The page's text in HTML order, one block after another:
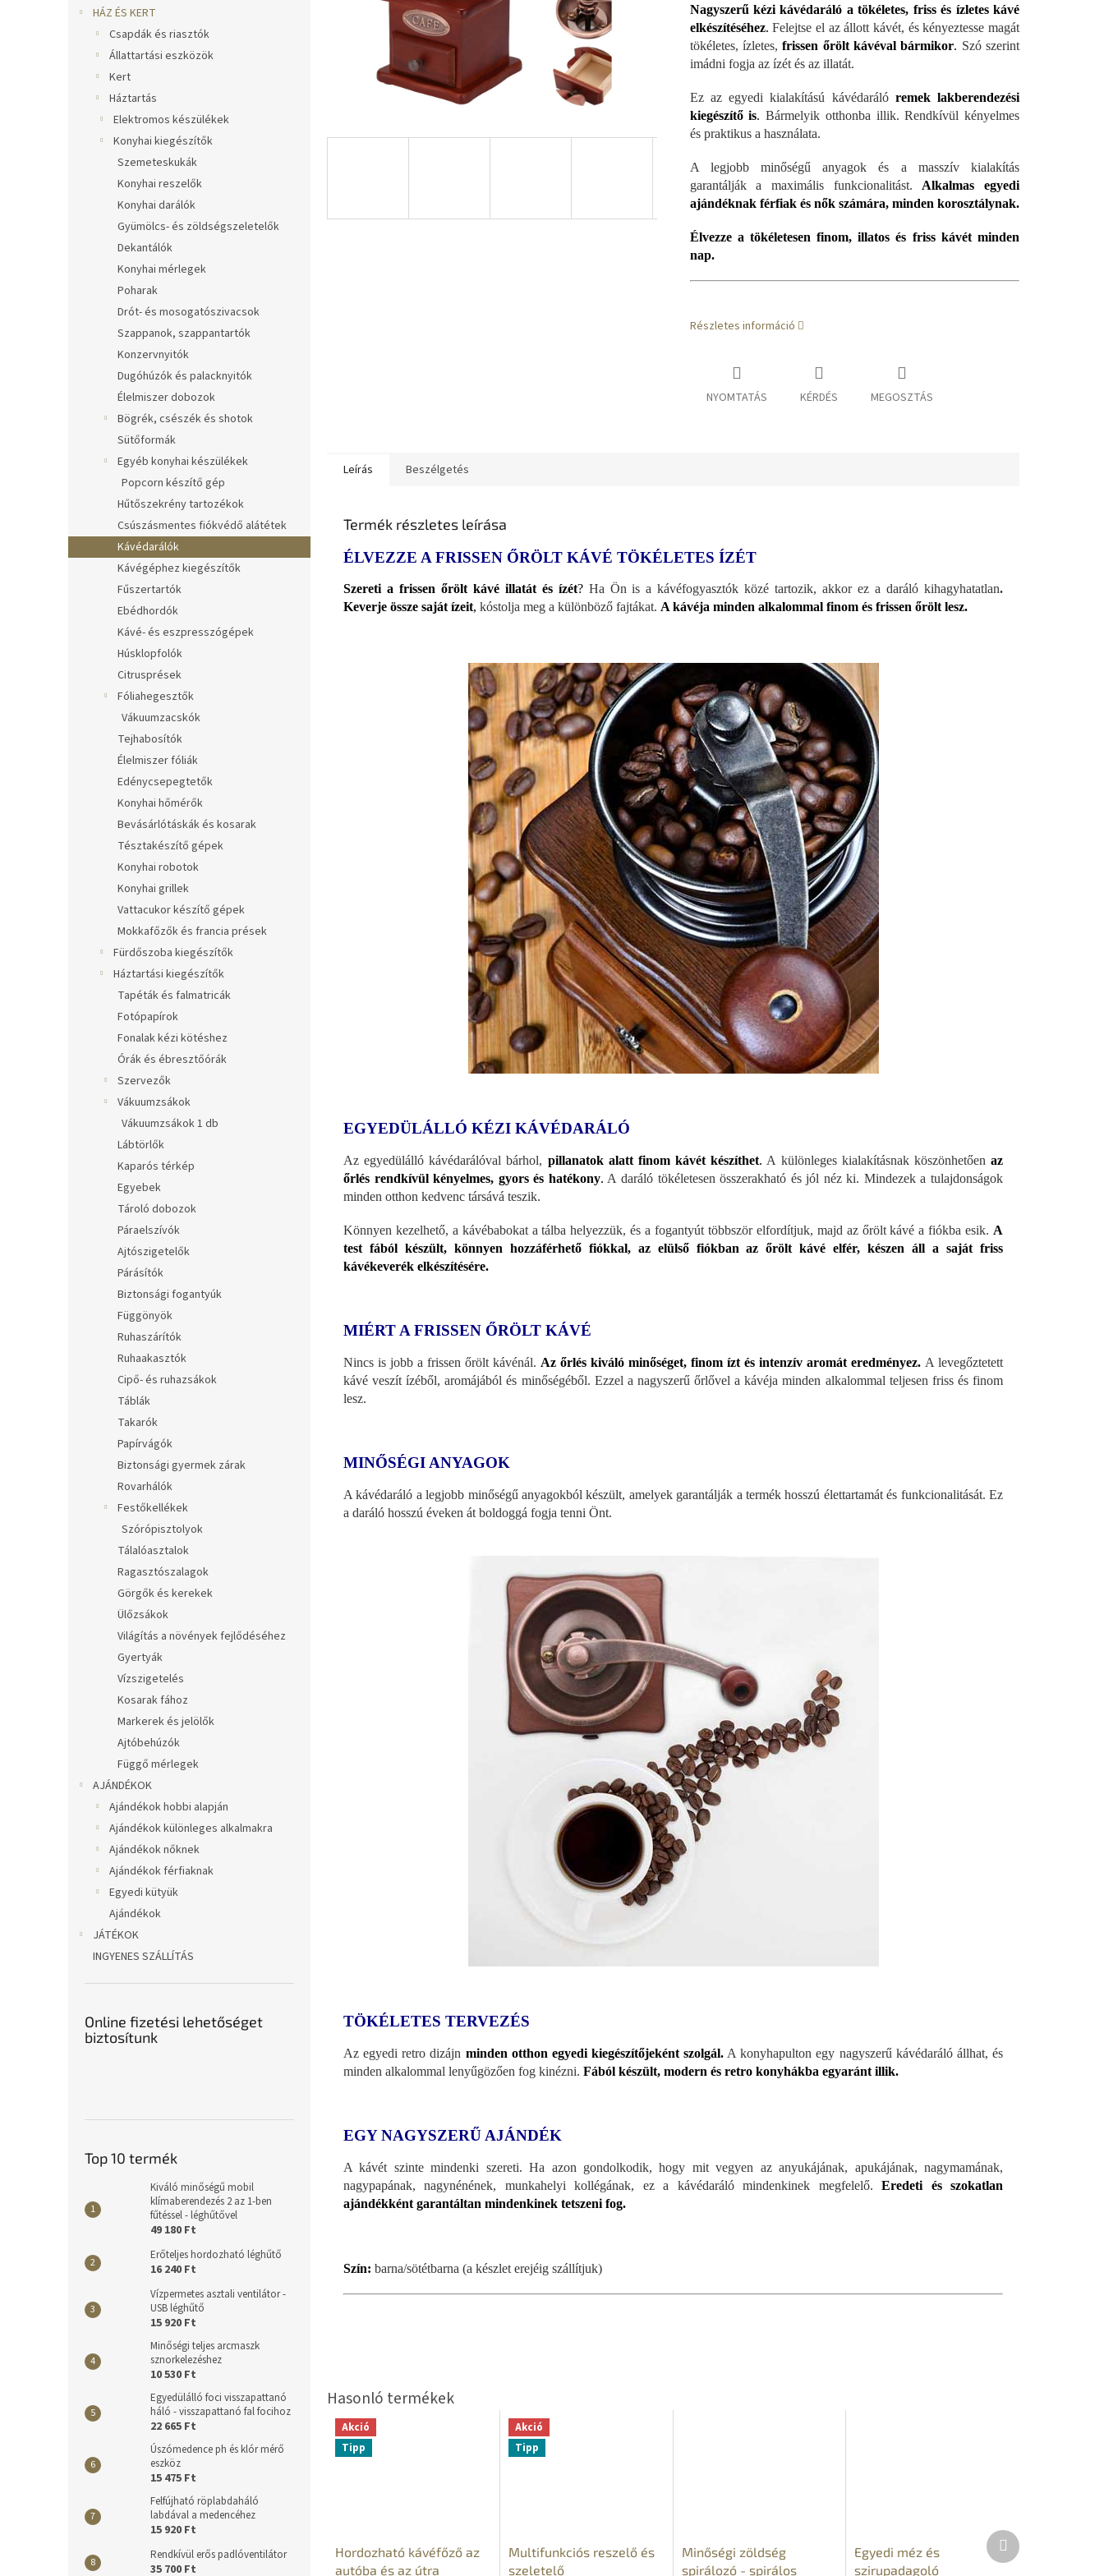
HÁZ ÉS KERT
Csapdák és riasztók
Állattartási eszközök
Kert
Háztartás
Elektromos készülékek
Konyhai kiegészítők
Szemeteskukák
Konyhai reszelők
Konyhai darálók
Gyümölcs- és zöldségszeletelők
Dekantálók
Konyhai mérlegek
Poharak
Drót- és mosogatószivacsok
Szappanok, szappantartók
Konzervnyitók
Dugóhúzók és palacknyitók
Élelmiszer dobozok
Bögrék, csészék és shotok
Sütőformák
Egyéb konyhai készülékek
Popcorn készítő gép
Hűtőszekrény tartozékok
Csúszásmentes fiókvédő alátétek
Kávédarálók
Kávégéphez kiegészítők
Fűszertartók
Ebédhordók
Kávé- és eszpresszógépek
Húsklopfolók
Citrusprések
Fóliahegesztők
Vákuumzacskók
Tejhabosítók
Élelmiszer fóliák
Edénycsepegtetők
Konyhai hőmérők
Bevásárlótáskák és kosarak
Tésztakészítő gépek
Konyhai robotok
Konyhai grillek
Vattacukor készítő gépek
Mokkafőzők és francia prések
Fürdőszoba kiegészítők
Háztartási kiegészítők
Tapéták és falmatricák
Fotópapírok
Fonalak kézi kötéshez
Órák és ébresztőórák
Szervezők
Vákuumzsákok
Vákuumzsákok 1 db
Lábtörlők
Kaparós térkép
Egyebek
Tároló dobozok
Páraelszívók
Ajtószigetelők
Párásítók
Biztonsági fogantyúk
Függönyök
Ruhaszárítók
Ruhaakasztók
Cipő- és ruhazsákok
Táblák
Takarók
Papírvágók
Biztonsági gyermek zárak
Rovarhálók
Festőkellékek
Szórópisztolyok
Tálalóasztalok
Ragasztószalagok
Görgők és kerekek
Ülőzsákok
Világítás a növények fejlődéséhez
Gyertyák
Vízszigetelés
Kosarak fához
Markerek és jelölők
Ajtóbehúzók
Függő mérlegek
AJÁNDÉKOK
Ajándékok hobbi alapján
Ajándékok különleges alkalmakra
Ajándékok nőknek
Ajándékok férfiaknak
Egyedi kütyük
Ajándékok
JÁTÉKOK
INGYENES SZÁLLÍTÁS
Online fizetési lehetőséget
biztosítunk
Top 10 termék
Kiváló minőségű mobil
klímaberendezés 2 az 1-ben
fűtéssel - léghűtővel
49 180 Ft
Erőteljes hordozható léghűtő
16 240 Ft
Vízpermetes asztali ventilátor -
USB léghűtő
15 920 Ft
Minőségi teljes arcmaszk
sznorkelezéshez
10 530 Ft
Egyedülálló foci visszapattanó
háló - visszapattanó fal focihoz
22 665 Ft
Úszómedence ph és klór mérő
eszköz
15 475 Ft
Felfújható röplabdaháló
labdával a medencéhez
15 920 Ft
Rendkívül erős padlóventilátor
35 700 Ft
Nagyszerű kézi kávédaráló a tökéletes, friss és ízletes kávé
elkészítéséhez. Felejtse el az állott kávét, és kényeztesse magát
tökéletes, ízletes,frissen őrölt kávéval bármikor. Szó szerint
imádni fogja az ízét és az illatát.
Ez az egyedi kialakítású kávédaráló remek lakberendezési
kiegészítő is. Bármelyik otthonba illik. Rendkívül kényelmes
és praktikus a használata.
A legjobb minőségű anyagok és a masszív kialakítás
garantálják a maximális funkcionalitást.Alkalmas egyedi
ajándéknak férfiak és nők számára, minden korosztálynak.
Élvezze a tökéletesen finom, illatos és friss kávét minden
nap.
Részletes információ
NYOMTATÁS KÉRDÉS MEGOSZTÁS
Leírás Beszélgetés
Termék részletes leírása
ÉLVEZZE A FRISSEN ŐRÖLT KÁVÉ TÖKÉLETES ÍZÉT
Szereti a frissen őrölt kávé illatát és ízét?Ha Ön is a kávéfogyasztók közé tartozik, akkor ez a daráló kihagyhatatlan.
Keverje össze saját ízeit, kóstolja meg a különböző fajtákat. A kávéja minden alkalommal finom és frissen őrölt lesz.
EGYEDÜLÁLLÓ KÉZI KÁVÉDARÁLÓ
Az egyedülálló kávédarálóval bárhol, pillanatok alatt finom kávét készíthet. A különleges kialakításnak köszönhetőenaz
őrlés rendkívül kényelmes, gyors és hatékony. A daráló tökéletesen összerakható és jól néz ki. Mindezek a tulajdonságok
minden otthon kedvenc társává teszik.
Könnyen kezelhető, a kávébabokat a tálba helyezzük, és a fogantyút többször elfordítjuk, majd az őrölt kávé a fiókba esik. A
test fából készült, könnyen hozzáférhető fiókkal, az elülső fiókban az őrölt kávé elfér, készen áll a saját friss
kávékeverék elkészítésére.
MIÉRT A FRISSEN ŐRÖLT KÁVÉ
Nincs is jobb a frissen őrölt kávénál. Az őrlés kiváló minőséget, finom ízt és intenzív aromát eredményez. A levegőztetett
kávé veszít ízéből, aromájából és minőségéből. Ezzel a nagyszerű őrlővel a kávéja minden alkalommal teljesen friss és finom
lesz.
MINŐSÉGI ANYAGOK
A kávédaráló a legjobb minőségű anyagokból készült, amelyek garantálják a termék hosszú élettartamát és funkcionalitását. Ez
a daráló hosszú éveken át boldoggá fogja tenni Önt.
TÖKÉLETES TERVEZÉS
Az egyedi retro dizájn minden otthon egyedi kiegészítőjeként szolgál. A konyhapulton egy nagyszerű kávédaráló állhat, és
minden alkalommal lenyűgözően fog kinézni. Fából készült, modern és retro konyhákba egyaránt illik.
EGY NAGYSZERŰ AJÁNDÉK
A kávét szinte mindenki szereti. Ha azon gondolkodik, hogy mit vegyen az anyukájának, apukájának, nagymamának,
nagypapának, nagynénének, munkahelyi kollégának, ez a kávédaráló mindenkinek megfelelő.Eredeti és szokatlan
ajándékként garantáltan mindenkinek tetszeni fog.
Szín: barna/sötétbarna (a készlet erejéig szállítjuk)
Akció
Tipp
Hordozható kávéfőző az
autóba és az útra
Akció
Tipp
Multifunkciós reszelő és
szeletelő
Minőségi zöldség
spirálozó - spirálos
Egyedi méz és
szirupadagoló
Következő
termék